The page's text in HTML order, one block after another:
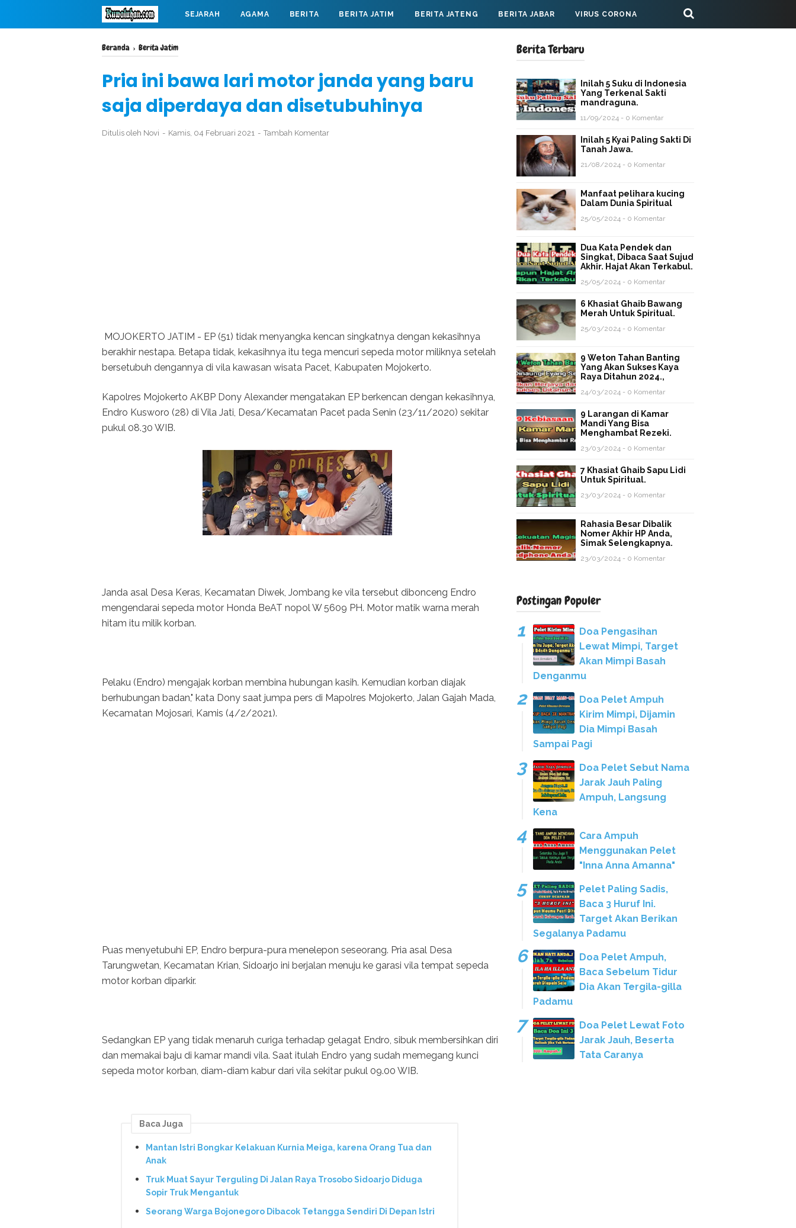
SEJARAH AGAMA BERITA BERITA JATIM BERITA JATENG BERITA JABAR VIRUS CORONA
MAHABARATA
Beranda › Berita Jatim
Pria ini bawa lari motor janda yang baru
saja diperdaya dan disetubuhinya
Ditulis oleh Novi Kamis, 04 Februari 2021 Tambah Komentar
MOJOKERTO JATIM - EP (51) tidak menyangka kencan singkatnya dengan kekasihnya
berakhir nestapa. Betapa tidak, kekasihnya itu tega mencuri sepeda motor miliknya setelah
bersetubuh dengannya di vila kawasan wisata Pacet, Kabupaten Mojokerto.
Kapolres Mojokerto AKBP Dony Alexander mengatakan EP berkencan dengan kekasihnya,
Endro Kusworo (28) di Vila Jati, Desa/Kecamatan Pacet pada Senin (23/11/2020) sekitar
pukul 08.30 WIB.
Janda asal Desa Keras, Kecamatan Diwek, Jombang ke vila tersebut dibonceng Endro
mengendarai sepeda motor Honda BeAT nopol W 5609 PH. Motor matik warna merah
hitam itu milik korban.
Pelaku (Endro) mengajak korban membina hubungan kasih. Kemudian korban diajak
berhubungan badan," kata Dony saat jumpa pers di Mapolres Mojokerto, Jalan Gajah Mada,
Kecamatan Mojosari, Kamis (4/2/2021).
Puas menyetubuhi EP, Endro berpura-pura menelepon seseorang. Pria asal Desa
Tarungwetan, Kecamatan Krian, Sidoarjo ini berjalan menuju ke garasi vila tempat sepeda
motor korban diparkir.
Sedangkan EP yang tidak menaruh curiga terhadap gelagat Endro, sibuk membersihkan diri
dan memakai baju di kamar mandi vila. Saat itulah Endro yang sudah memegang kunci
sepeda motor korban, diam-diam kabur dari vila sekitar pukul 09.00 WIB.
Baca Juga
Mantan Istri Bongkar Kelakuan Kurnia Meiga, karena Orang Tua dan
Anak
Truk Muat Sayur Terguling Di Jalan Raya Trosobo Sidoarjo Diduga
Sopir Truk Mengantuk
Seorang Warga Bojonegoro Dibacok Tetangga Sendiri Di Depan Istri
Berita Terbaru
Inilah 5 Suku di Indonesia
Yang Terkenal Sakti
mandraguna.
11/09/2024 - 0 Komentar
Inilah 5 Kyai Paling Sakti Di
Tanah Jawa.
21/08/2024 - 0 Komentar
Manfaat pelihara kucing
Dalam Dunia Spiritual
25/05/2024 - 0 Komentar
Dua Kata Pendek dan
Singkat, Dibaca Saat Sujud
Akhir. Hajat Akan Terkabul.
25/05/2024 - 0 Komentar
6 Khasiat Ghaib Bawang
Merah Untuk Spiritual.
25/03/2024 - 0 Komentar
9 Weton Tahan Banting
Yang Akan Sukses Kaya
Raya Ditahun 2024.,
24/03/2024 - 0 Komentar
9 Larangan di Kamar
Mandi Yang Bisa
Menghambat Rezeki.
23/03/2024 - 0 Komentar
7 Khasiat Ghaib Sapu Lidi
Untuk Spiritual.
23/03/2024 - 0 Komentar
Rahasia Besar Dibalik
Nomer Akhir HP Anda,
Simak Selengkapnya.
23/03/2024 - 0 Komentar
Postingan Populer
Doa Pengasihan
Lewat Mimpi, Target
Akan Mimpi Basah
Denganmu
Doa Pelet Ampuh
Kirim Mimpi, Dijamin
Dia Mimpi Basah
Sampai Pagi
Doa Pelet Sebut Nama
Jarak Jauh Paling
Ampuh, Langsung
Kena
Cara Ampuh
Menggunakan Pelet
"Inna Anna Amanna"
Pelet Paling Sadis,
Baca 3 Huruf Ini.
Target Akan Berikan
Segalanya Padamu
Doa Pelet Ampuh,
Baca Sebelum Tidur
Dia Akan Tergila-gilla
Padamu
Doa Pelet Lewat Foto
Jarak Jauh, Beserta
Tata Caranya